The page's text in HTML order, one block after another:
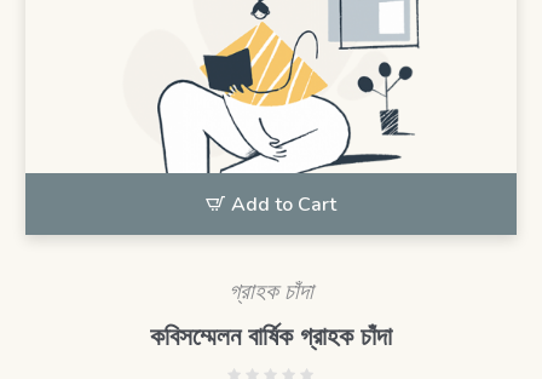
Add to Cart
গ্রাহক চাঁদা
কবিসম্মেলন বার্ষিক গ্রাহক চাঁদা